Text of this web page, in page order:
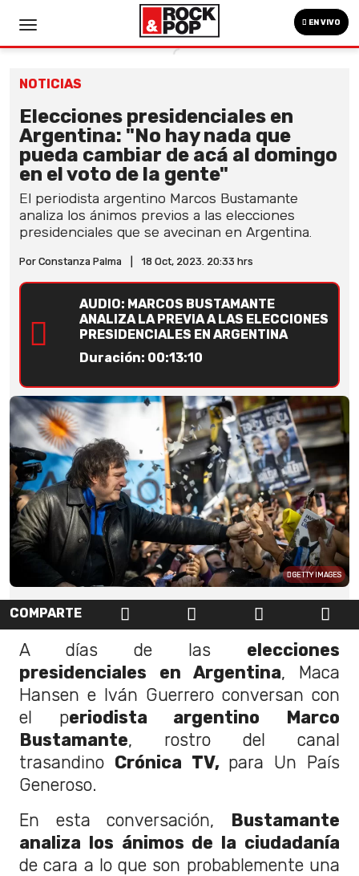
EN VIVO
NOTICIAS
Elecciones presidenciales en
Argentina: "No hay nada que
pueda cambiar de acá al domingo
en el voto de la gente"
El periodista argentino Marcos Bustamante
analiza los ánimos previos a las elecciones
presidenciales que se avecinan en Argentina.
Por Constanza Palma 18 Oct, 2023. 20:33 hrs
AUDIO: MARCOS BUSTAMANTE
ANALIZA LA PREVIA A LAS ELECCIONES
PRESIDENCIALES EN ARGENTINA
Duración: 00:13:10
GETTY IMAGES
COMPARTE
A días de las elecciones
presidenciales en Argentina, Maca
Hansen e Iván Guerrero conversan con
el periodista argentino Marco
Bustamante, rostro del canal
trasandino Crónica TV, para Un País
Generoso.
En esta conversación, Bustamante
analiza los ánimos de la ciudadanía
de cara a lo que son probablemente una